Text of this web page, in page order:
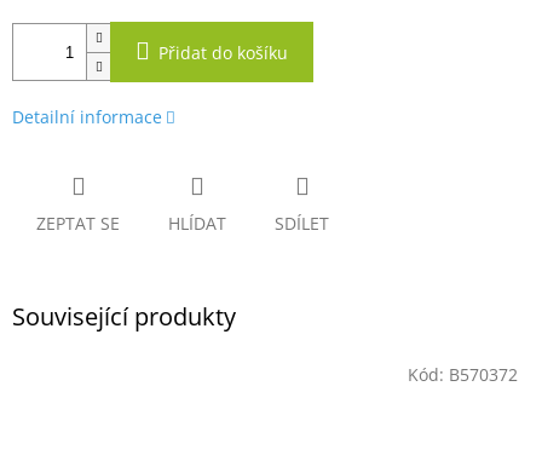
Přidat do košíku
Detailní informace
ZEPTAT SE HLÍDAT SDÍLET
Související produkty
Kód: B570372